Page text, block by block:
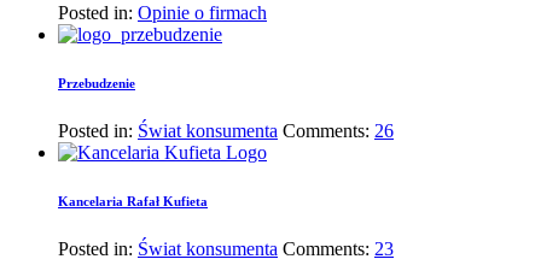
Posted in: Opinie o firmach
Przebudzenie
Posted in: Świat konsumenta Comments: 26
Kancelaria Rafał Kufieta
Posted in: Świat konsumenta Comments: 23